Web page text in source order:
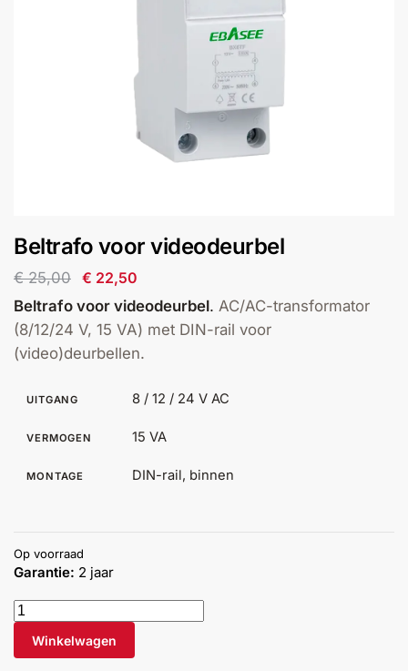
&
Intercom
Branddetectie
Merken
service
Beltrafo voor videodeurbel
€25,00 € 22,50
Beltrafo voor videodeurbel. AC/AC-transformator
(8/12/24 V, 15 VA) met DIN-rail voor
(video)deurbellen.
UITGANG 8 / 12 / 24 V AC
VERMOGEN 15 VA
MONTAGE DIN-rail, binnen
Op voorraad
Garantie: 2 jaar
Winkelwagen